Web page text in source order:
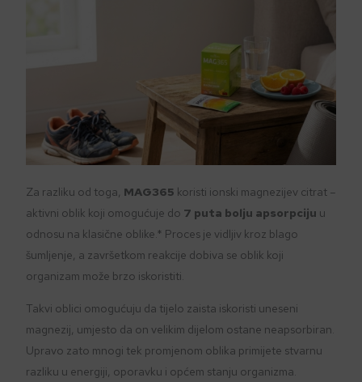
Za razliku od toga, MAG365 koristi ionski magnezijev citrat –
aktivni oblik koji omogućuje do 7 puta bolju apsorpciju u
odnosu na klasične oblike.* Proces je vidljiv kroz blago
šumljenje, a završetkom reakcije dobiva se oblik koji
organizam može brzo iskoristiti.
Takvi oblici omogućuju da tijelo zaista iskoristi uneseni
magnezij, umjesto da on velikim dijelom ostane neapsorbiran.
Upravo zato mnogi tek promjenom oblika primijete stvarnu
razliku u energiji, oporavku i općem stanju organizma.